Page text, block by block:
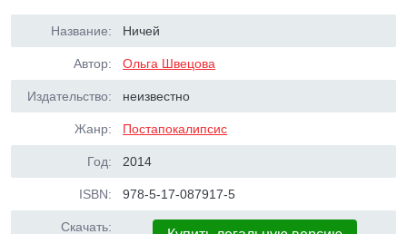
Название: Ничей
Автор: Ольга Швецова
Издательство: неизвестно
Жанр: Постапокалипсис
Год: 2014
ISBN: 978-5-17-087917-5
Скачать: